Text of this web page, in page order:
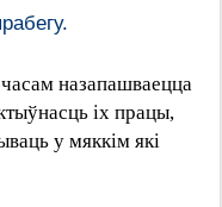
назапашваецца
іх працы,
у мяккім які